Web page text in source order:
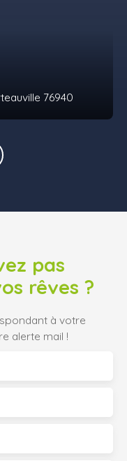
76940
pas
rêves ?
à votre
alerte mail !